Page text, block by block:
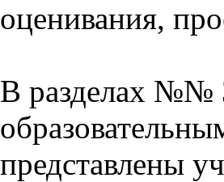
оценивания,
В разделах №№
представлены